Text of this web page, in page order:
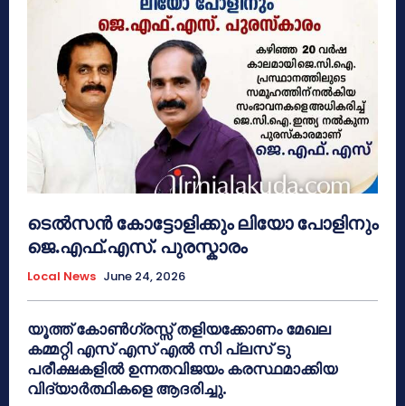
ടെൽസൻ കോട്ടോളിക്കും ലിയോ പോളിനും
ജെ.എഫ്.എസ്. പുരസ്കാരം
Local News June 24, 2026
യൂത്ത് കോൺഗ്രസ്സ് തളിയക്കോണം മേഖല
കമ്മറ്റി എസ് എസ് എൽ സി പ്ലസ് ടു
പരീക്ഷകളിൽ ഉന്നതവിജയം കരസ്ഥമാക്കിയ
വിദ്യാർത്ഥികളെ ആദരിച്ചു.